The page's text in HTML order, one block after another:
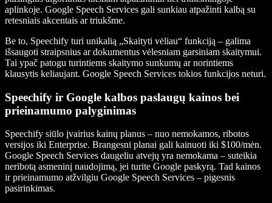
aplinkoje. Google Speech Services gali sunkiau atpažinti kalbą su
retesniais akcentais ar triukšme.
Be to, Speechify turi unikalią „Skaityti vėliau“ funkciją – galima
išsaugoti straipsnius ar dokumentus vėlesniam garsiniam skaitymui.
Tai ypač patogu turintiems skaitymo sunkumų ar norintiems
klausytis keliaujant. Google Speech Services tokios funkcijos neturi.
Speechify ir Google kalbos paslaugų kainos bei
prieinamumo palyginimas
Speechify siūlo įvairius kainų planus – nuo nemokamos, ribotos
versijos iki Enterprise. Brangesni planai gali kainuoti iki $100/mėn.
Google Speech Services daugeliu atvejų yra nemokama – suteikia
neribotą asmeninį naudojimą, jei turite Google paskyrą. Tad kainos
ir prieinamumo atžvilgiu Google Speech Services – pigesnis
pasirinkimas.